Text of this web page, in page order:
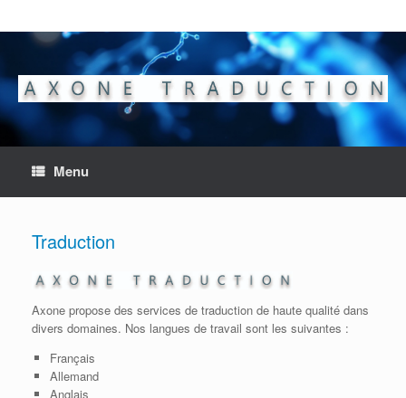
content
Menu
Traduction
Axone propose des services de traduction de haute qualité dans
divers domaines. Nos langues de travail sont les suivantes :
Français
Allemand
Anglais